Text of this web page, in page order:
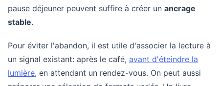
pause déjeuner peuvent suffire à créer un ancrage
stable.
Pour éviter l'abandon, il est utile d'associer la lecture à
un signal existant: après le café, avant d'éteindre la
lumière, en attendant un rendez-vous. On peut aussi